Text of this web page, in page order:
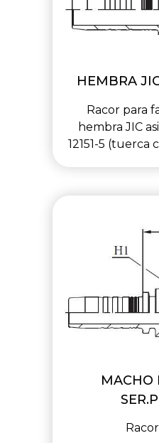
HEMBRA
Racor para
hembra JIC
12151-5
MACHO